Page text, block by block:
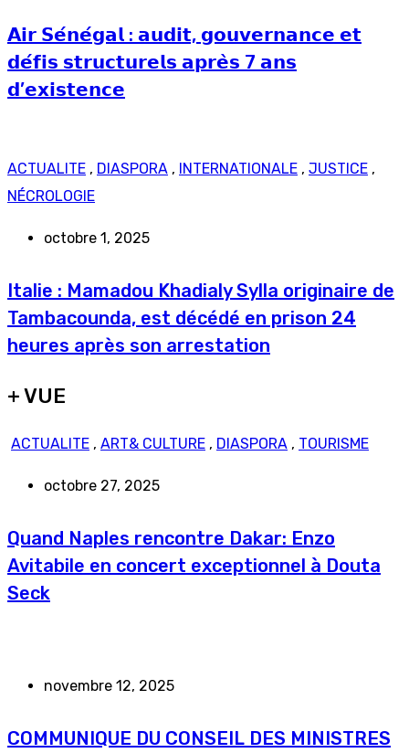
𝗔𝗶𝗿 𝗦𝗲́𝗻𝗲́𝗴𝗮𝗹 : 𝗮𝘂𝗱𝗶𝘁, 𝗴𝗼𝘂𝘃𝗲𝗿𝗻𝗮𝗻𝗰𝗲 𝗲𝘁
𝗱𝗲́𝗳𝗶𝘀 𝘀𝘁𝗿𝘂𝗰𝘁𝘂𝗿𝗲𝗹𝘀 𝗮𝗽𝗿𝗲̀𝘀 7 𝗮𝗻𝘀
𝗱’𝗲𝘅𝗶𝘀𝘁𝗲𝗻𝗰𝗲
ACTUALITE , DIASPORA , INTERNATIONALE , JUSTICE ,
NÉCROLOGIE
octobre 1, 2025
Italie : Mamadou Khadialy Sylla originaire de
Tambacounda, est décédé en prison 24
heures après son arrestation
+ VUE
ACTUALITE , ART& CULTURE , DIASPORA , TOURISME
octobre 27, 2025
Quand Naples rencontre Dakar: Enzo
Avitabile en concert exceptionnel à Douta
Seck
novembre 12, 2025
COMMUNIQUE DU CONSEIL DES MINISTRES